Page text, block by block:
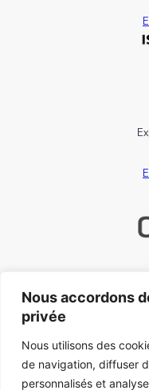
Nous accordons
privée
Nous utilisons des
de navigation, diffuser
personnalisés et